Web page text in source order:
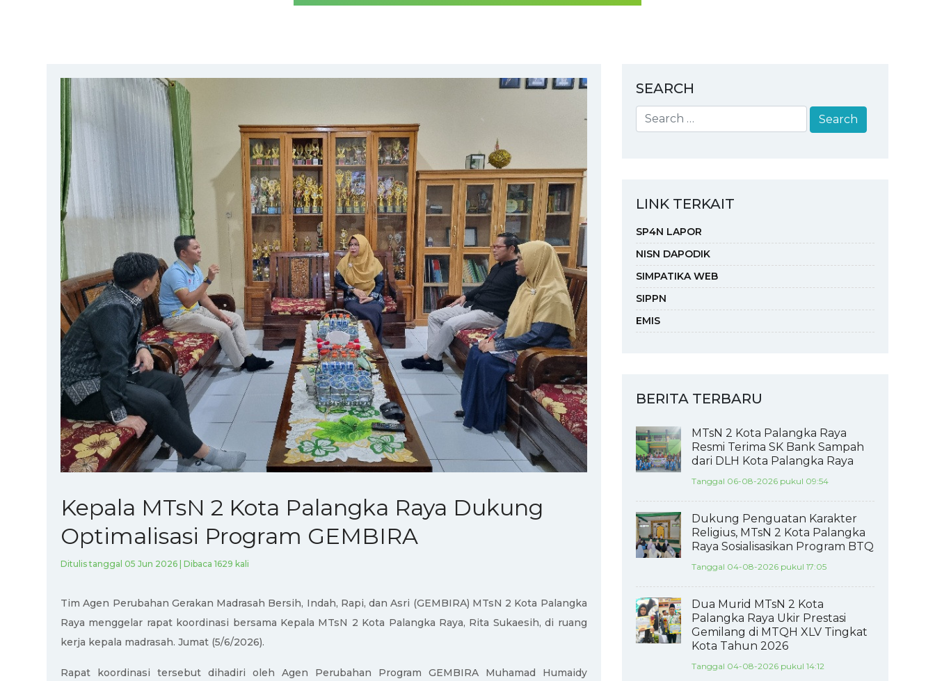
Kepala MTsN 2 Kota Palangka Raya Dukung
Optimalisasi Program GEMBIRA
Ditulis tanggal 05 Jun 2026 | Dibaca 1629 kali
Tim Agen Perubahan Gerakan Madrasah Bersih, Indah, Rapi, dan Asri (GEMBIRA) MTsN 2 Kota Palangka
Raya menggelar rapat koordinasi bersama Kepala MTsN 2 Kota Palangka Raya, Rita Sukaesih, di ruang
kerja kepala madrasah. Jumat (5/6/2026).
Rapat koordinasi tersebut dihadiri oleh Agen Perubahan Program GEMBIRA Muhamad Humaidy
SEARCH
LINK TERKAIT
SP4N LAPOR
NISN DAPODIK
SIMPATIKA WEB
SIPPN
EMIS
BERITA TERBARU
MTsN 2 Kota Palangka Raya
Resmi Terima SK Bank Sampah
dari DLH Kota Palangka Raya
Tanggal 06-08-2026 pukul 09:54
Dukung Penguatan Karakter
Religius, MTsN 2 Kota Palangka
Raya Sosialisasikan Program BTQ
Tanggal 04-08-2026 pukul 17:05
Dua Murid MTsN 2 Kota
Palangka Raya Ukir Prestasi
Gemilang di MTQH XLV Tingkat
Kota Tahun 2026
Tanggal 04-08-2026 pukul 14:12